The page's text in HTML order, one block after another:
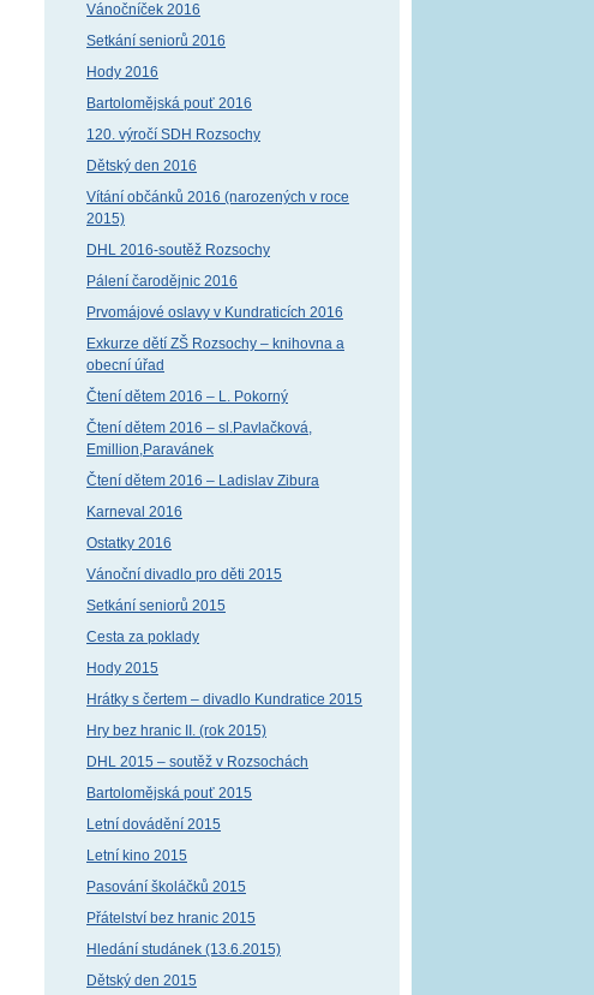
Vánočníček 2016
Setkání seniorů 2016
Hody 2016
Bartolomějská pouť 2016
120. výročí SDH Rozsochy
Dětský den 2016
Vítání občánků 2016 (narozených v roce
2015)
DHL 2016-soutěž Rozsochy
Pálení čarodějnic 2016
Prvomájové oslavy v Kundraticích 2016
Exkurze dětí ZŠ Rozsochy – knihovna a
obecní úřad
Čtení dětem 2016 – L. Pokorný
Čtení dětem 2016 – sl.Pavlačková,
Emillion,Paravánek
Čtení dětem 2016 – Ladislav Zibura
Karneval 2016
Ostatky 2016
Vánoční divadlo pro děti 2015
Setkání seniorů 2015
Cesta za poklady
Hody 2015
Hrátky s čertem – divadlo Kundratice 2015
Hry bez hranic II. (rok 2015)
DHL 2015 – soutěž v Rozsochách
Bartolomějská pouť 2015
Letní dovádění 2015
Letní kino 2015
Pasování školáčků 2015
Přátelství bez hranic 2015
Hledání studánek (13.6.2015)
Dětský den 2015